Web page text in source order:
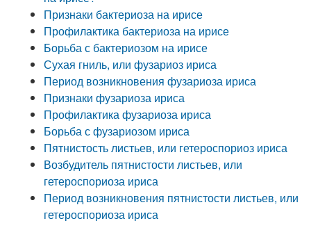
Признаки бактериоза на ирисе
Профилактика бактериоза на ирисе
Борьба с бактериозом на ирисе
Сухая гниль, или фузариоз ириса
Период возникновения фузариоза ириса
Признаки фузариоза ириса
Профилактика фузариоза ириса
Борьба с фузариозом ириса
Пятнистость листьев, или гетероспориоз ириса
Возбудитель пятнистости листьев, или
гетероспориоза ириса
Период возникновения пятнистости листьев, или
гетероспориоза ириса